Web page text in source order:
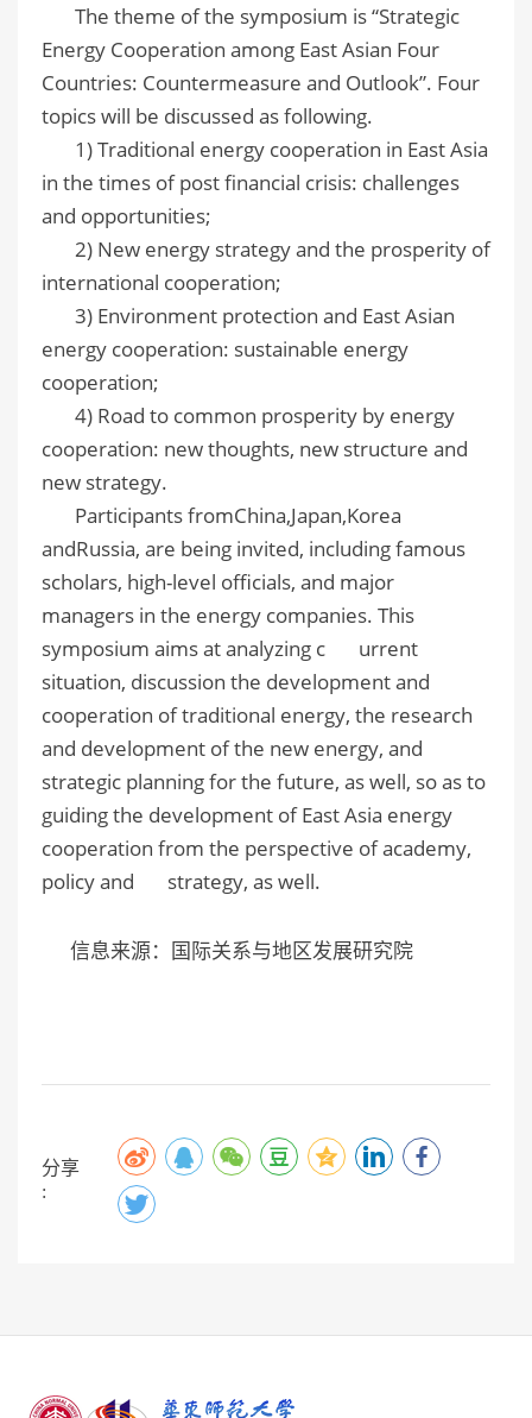
The theme of the symposium is “Strategic
Energy Cooperation among East Asian Four
Countries: Countermeasure and Outlook”. Four
topics will be discussed as following.
1) Traditional energy cooperation in East Asia
in the times of post financial crisis: challenges
and opportunities;
2) New energy strategy and the prosperity of
international cooperation;
3) Environment protection and East Asian
energy cooperation: sustainable energy
cooperation;
4) Road to common prosperity by energy
cooperation: new thoughts, new structure and
new strategy.
Participants fromChina,Japan,Korea
andRussia, are being invited, including famous
scholars, high-level officials, and major
managers in the energy companies. This
symposium aims at analyzing c urrent
situation, discussion the development and
cooperation of traditional energy, the research
and development of the new energy, and
strategic planning for the future, as well, so as to
guiding the development of East Asia energy
cooperation from the perspective of academy,
policy and strategy, as well.
信息来源：国际关系与地区发展研究院
分享
: